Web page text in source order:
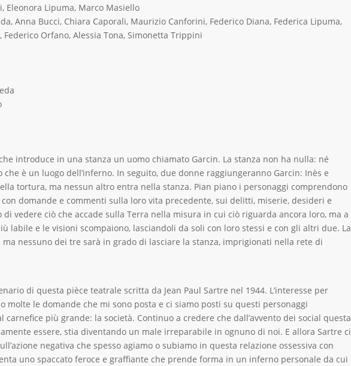
Eleonora Lipuma, Marco Masiello
Anna Bucci, Chiara Caporali, Maurizio Canforini, Federico Diana, Federica Lipuma,
Orfano, Alessia Tona, Simonetta Trippini
introduce in una stanza un uomo chiamato Garcin. La stanza non ha nulla: né
è un luogo dell’inferno. In seguito, due donne raggiungeranno Garcin: Inès e
tortura, ma nessun altro entra nella stanza. Pian piano i personaggi comprendono
domande e commenti sulla loro vita precedente, sui delitti, miserie, desideri e
vedere ciò che accade sulla Terra nella misura in cui ciò riguarda ancora loro, ma a
labile e le visioni scompaiono, lasciandoli da soli con loro stessi e con gli altri due. La
nessuno dei tre sarà in grado di lasciare la stanza, imprigionati nella rete di
di questa pièce teatrale scritta da Jean Paul Sartre nel 1944. L’interesse per
molte le domande che mi sono posta e ci siamo posti su questi personaggi
più grande: la società. Continuo a credere che dall’avvento dei social questa
essere, stia diventando un male irreparabile in ognuno di noi. E allora Sartre ci
negativa che spesso agiamo o subiamo in questa relazione ossessiva con
uno spaccato feroce e graffiante che prende forma in un inferno personale da cui